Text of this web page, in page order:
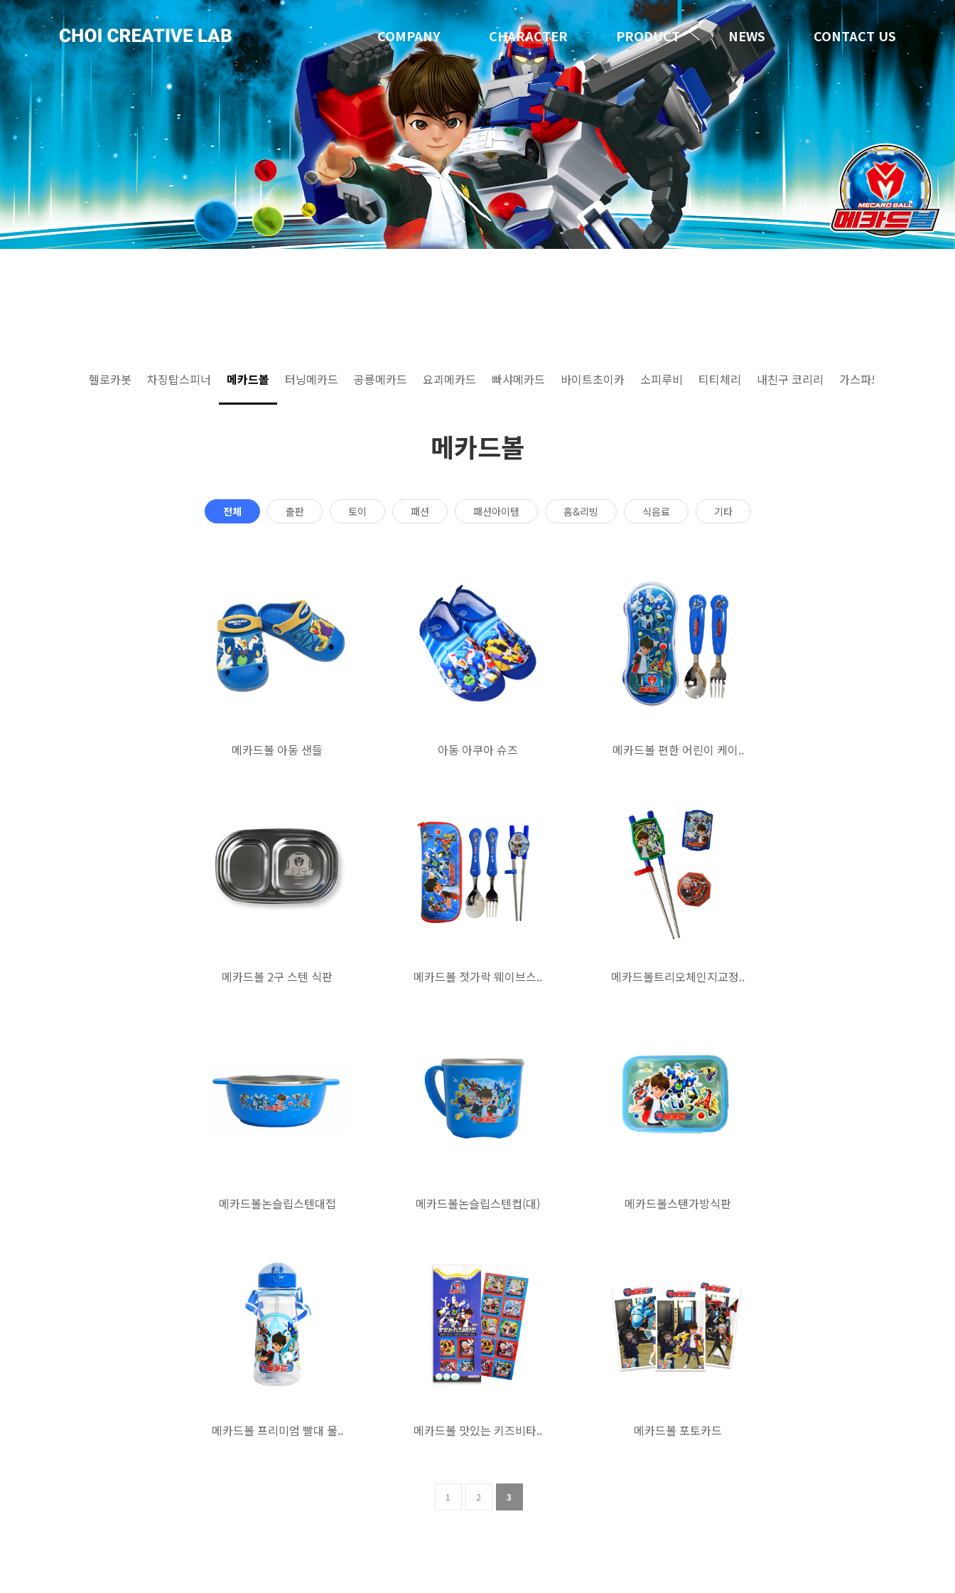
COMPANY CHARACTER PRODUCT NEWS CONTACT US
헬로카봇 차징탑스피너 메카드볼 터닝메카드 공룡메카드 요괴메카드 빠샤메카드 바이트초이카 소피루비 티티체리 내친구 코리리 가스파드와 리사
메카드볼
전체 출판 토이 패션 패션아이템 홈&리빙 식음료 기타
메카드볼 아동 샌들 아동 아쿠아 슈즈 메카드볼 편한 어린이 케이..
메카드볼 2구 스텐 식판 메카드볼 젓가락 웨이브스.. 메카드볼트리오체인지교정..
메카드볼논슬립스텐대접 메카드볼논슬립스텐컵(대) 메카드볼스탠가방식판
메카드볼 프리미엄 빨대 물.. 메카드볼 맛있는 키즈비타.. 메카드볼 포토카드
1 2 3